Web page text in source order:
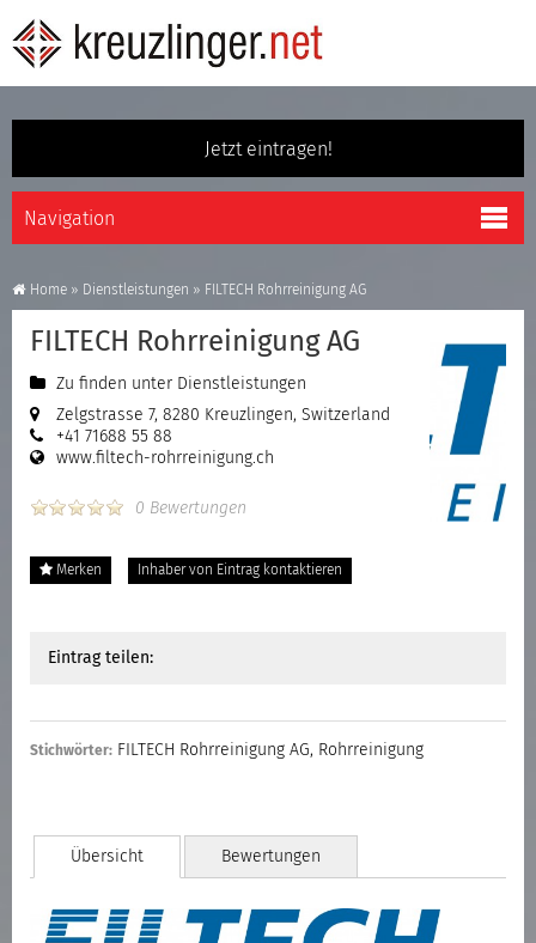
Jetzt eintragen!
Home » Dienstleistungen » FILTECH Rohrreinigung AG
FILTECH Rohrreinigung AG
Zu finden unter Dienstleistungen
Zelgstrasse 7, 8280 Kreuzlingen, Switzerland
+41 71688 55 88
www.filtech-rohrreinigung.ch
0 Bewertungen
Merken Inhaber von Eintrag kontaktieren
Eintrag teilen:
Stichwörter: FILTECH Rohrreinigung AG, Rohrreinigung
Übersicht Bewertungen